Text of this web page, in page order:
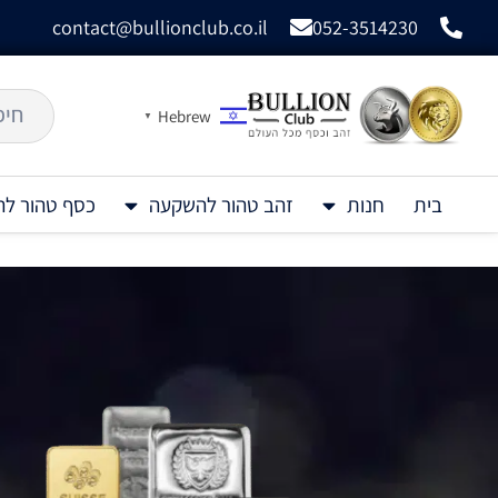
052-3514230
contact@bullionclub.co.il
Hebrew
▼
בית חנות זהב טהור להשקעה כסף טהור